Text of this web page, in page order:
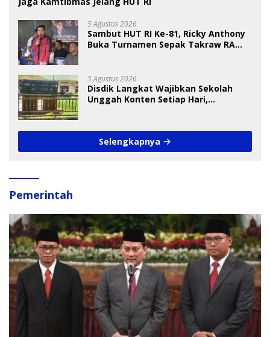
5 Agustus 2026
Sambut HUT RI Ke-81, Ricky Anthony
Buka Turnamen Sepak Takraw RA
5 Agustus 2026
Disdik Langkat Wajibkan Sekolah
Unggah Konten Setiap Hari,
Selengkapnya
Pemerintah